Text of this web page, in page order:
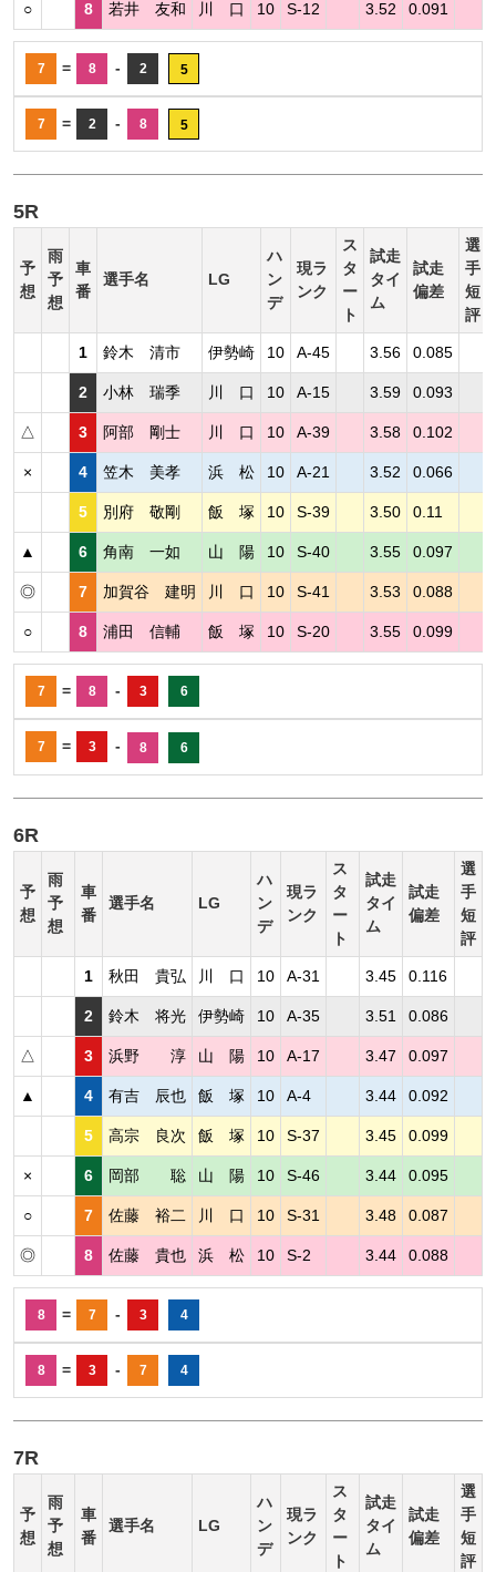
○ 8 若井 友和 川 口 10 S-12 3.52 0.091
7 = 8 - 2 5
7 = 2 - 8 5
5R
予
想
雨
予
想
車
番
選手名 LG
ハ
ン
デ
現ラ
ンク
ス
タ
ー
ト
試走
タイ
ム
試走
偏差
選
手
短
評
1 鈴木 清市 伊勢崎 10 A-45 3.56 0.085
2 小林 瑞季 川 口 10 A-15 3.59 0.093
△ 3 阿部 剛士 川 口 10 A-39 3.58 0.102
× 4 笠木 美孝 浜 松 10 A-21 3.52 0.066
5 別府 敬剛 飯 塚 10 S-39 3.50 0.11
▲ 6 角南 一如 山 陽 10 S-40 3.55 0.097
◎ 7 加賀谷 建明 川 口 10 S-41 3.53 0.088
○ 8 浦田 信輔 飯 塚 10 S-20 3.55 0.099
7 = 8 - 3 6
7 = 3 - 8 6
6R
予
想
雨
予
想
車
番
選手名 LG
ハ
ン
デ
現ラ
ンク
ス
タ
ー
ト
試走
タイ
ム
試走
偏差
選
手
短
評
1 秋田 貴弘 川 口 10 A-31 3.45 0.116
2 鈴木 将光 伊勢崎 10 A-35 3.51 0.086
△ 3 浜野 淳 山 陽 10 A-17 3.47 0.097
▲ 4 有吉 辰也 飯 塚 10 A-4 3.44 0.092
5 高宗 良次 飯 塚 10 S-37 3.45 0.099
× 6 岡部 聡 山 陽 10 S-46 3.44 0.095
○ 7 佐藤 裕二 川 口 10 S-31 3.48 0.087
◎ 8 佐藤 貴也 浜 松 10 S-2 3.44 0.088
8 = 7 - 3 4
8 = 3 - 7 4
7R
予
想
雨
予
想
車
番
選手名 LG
ハ
ン
デ
現ラ
ンク
ス
タ
ー
ト
試走
タイ
ム
試走
偏差
選
手
短
評